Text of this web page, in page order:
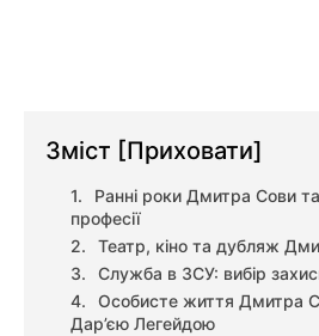
Зміст [Приховати]
Ранні роки Дмитра Сови
професії
Театр, кіно та дубляж
Служба в ЗСУ: вибір
Особисте життя Дмитра
Дар’єю Легейдою